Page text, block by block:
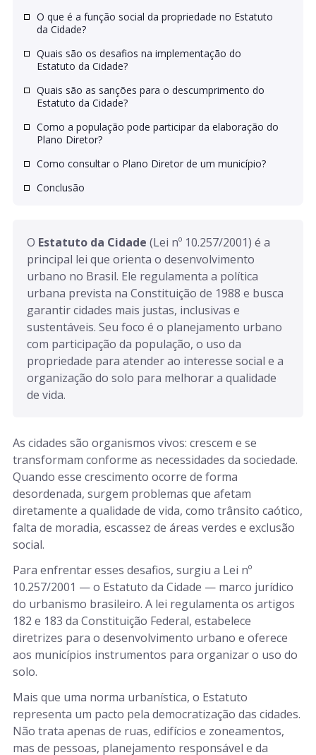
O que é a função social da propriedade no Estatuto
da Cidade?
Quais são os desafios na implementação do
Estatuto da Cidade?
Quais são as sanções para o descumprimento do
Estatuto da Cidade?
Como a população pode participar da elaboração do
Plano Diretor?
Como consultar o Plano Diretor de um município?
Conclusão
O Estatuto da Cidade (Lei nº 10.257/2001) é a
principal lei que orienta o desenvolvimento
urbano no Brasil. Ele regulamenta a política
urbana prevista na Constituição de 1988 e busca
garantir cidades mais justas, inclusivas e
sustentáveis. Seu foco é o planejamento urbano
com participação da população, o uso da
propriedade para atender ao interesse social e a
organização do solo para melhorar a qualidade
de vida.
As cidades são organismos vivos: crescem e se
transformam conforme as necessidades da sociedade.
Quando esse crescimento ocorre de forma
desordenada, surgem problemas que afetam
diretamente a qualidade de vida, como trânsito caótico,
falta de moradia, escassez de áreas verdes e exclusão
social.
Para enfrentar esses desafios, surgiu a Lei nº
10.257/2001 — o Estatuto da Cidade — marco jurídico
do urbanismo brasileiro. A lei regulamenta os artigos
182 e 183 da Constituição Federal, estabelece
diretrizes para o desenvolvimento urbano e oferece
aos municípios instrumentos para organizar o uso do
solo.
Mais que uma norma urbanística, o Estatuto
representa um pacto pela democratização das cidades.
Não trata apenas de ruas, edifícios e zoneamentos,
mas de pessoas, planejamento responsável e da